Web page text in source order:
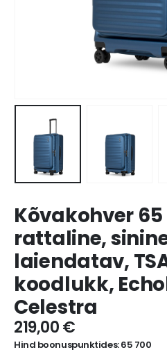
Kõvakohver
rattaline,
laiendatav,
koodlukk,
Celestra
219,00€
Hind boonuspunktides: 65 700